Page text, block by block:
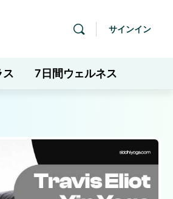
サインイン
ス 7日間ウェルネス